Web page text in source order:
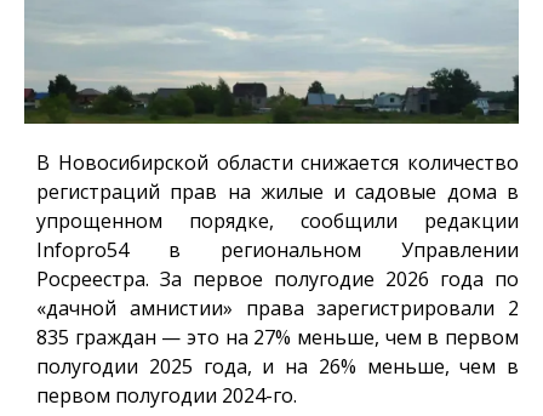
В Новосибирской области снижается количество
регистраций прав на жилые и садовые дома в
упрощенном порядке, сообщили редакции
Infopro54в региональном Управлении
Росреестра. За первое полугодие 2026 года по
«дачной амнистии» права зарегистрировали 2
835 граждан — это на 27% меньше, чем в первом
полугодии 2025 года, и на 26% меньше, чем в
первом полугодии 2024-го.